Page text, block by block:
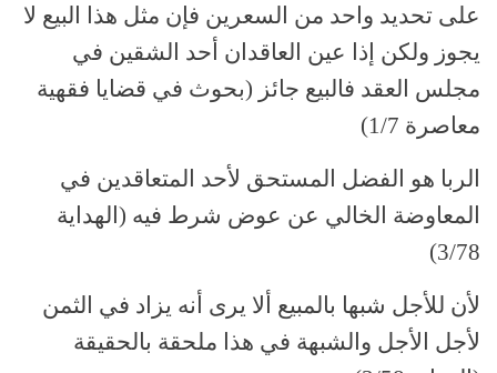
على تحديد واحد من السعرين فإن مثل هذا البيع لا
يجوز ولكن إذا عين العاقدان أحد الشقين في
مجلس العقد فالبيع جائز (بحوث في قضايا فقهية
معاصرة 1/7)
الربا هو الفضل المستحق لأحد المتعاقدين في
المعاوضة الخالي عن عوض شرط فيه (الهداية
3/78)
لأن للأجل شبها بالمبيع ألا يرى أنه يزاد في الثمن
لأجل الأجل والشبهة في هذا ملحقة بالحقيقة